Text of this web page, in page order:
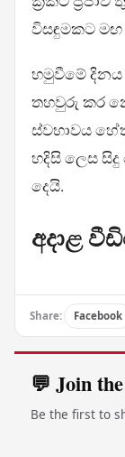
විසඳුමකට මඟ
හමුවීමේ
තහවුරු කර
ස්වභාවය
හදිසි ලෙස
දෙයි.
අදාළ
Share: Facebook
💬 Join
Be the first to